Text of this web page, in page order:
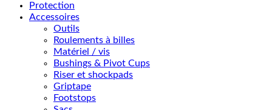
Protection
Accessoires
Outils
Roulements à billes
Matériel / vis
Bushings & Pivot Cups
Riser et shockpads
Griptape
Footstops